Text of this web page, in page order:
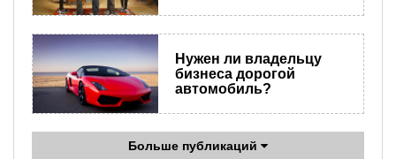
Нужен ли владельцу
бизнеса дорогой
автомобиль?
Больше публикаций